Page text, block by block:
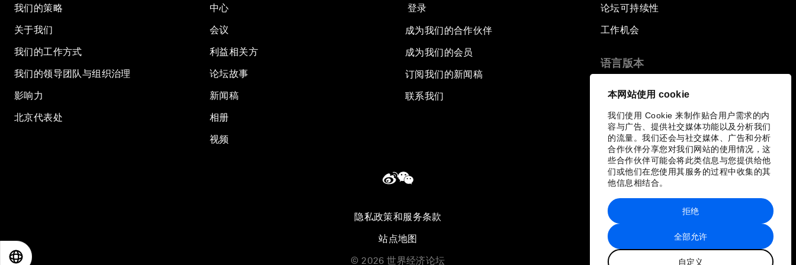
本网站使用 cookie
我们使用 Cookie 来制作贴合用户需求的内
容与广告、提供社交媒体功能以及分析我们
的流量。我们还会与社交媒体、广告和分析
合作伙伴分享您对我们网站的使用情况，这
些合作伙伴可能会将此类信息与您提供给他
们或他们在您使用其服务的过程中收集的其
他信息相结合。
全部允许
自定义
拒绝
我们的策略
关于我们
我们的工作方式
我们的领导团队与组织治理
影响力
北京代表处
中心
会议
利益相关方
论坛故事
新闻稿
相册
视频
登录
成为我们的合作伙伴
成为我们的会员
订阅我们的新闻稿
联系我们
论坛可持续性
工作机会
语言版本
隐私政策和服务条款
站点地图
© 2026 世界经济论坛